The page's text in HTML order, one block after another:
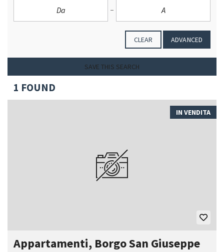
CLEAR ADVANCED
SAVE THIS SEARCH
1 FOUND
IN VENDITA
Appartamenti, Borgo San Giuseppe